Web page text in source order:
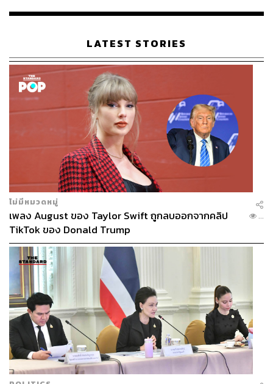
เรือนไทยที่ถูกซุกไว้
LATEST STORIES
ไม่มีหมวดหมู่
เพลง August ของ Taylor Swift ถูกลบออกจากคลิป
TikTok ของ Donald Trump
...